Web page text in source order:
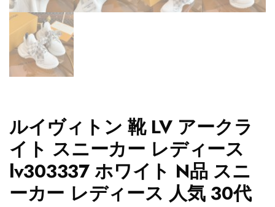
ルイヴィトン 靴 LV アークラ
イト スニーカー レディース
lv303337 ホワイト N品 スニ
ーカー レディース 人気 30代